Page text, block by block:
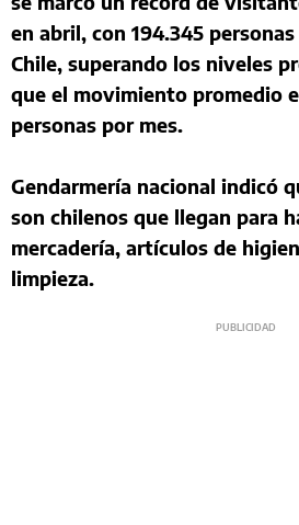
en abril, con 194.345
Chile, superando los niveles
que el movimiento promedio
personas por mes.
Gendarmería nacional indicó
son chilenos que llegan para
mercadería, artículos de
limpieza.